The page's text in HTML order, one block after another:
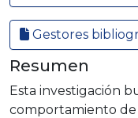
Gestores
Resumen
Esta investigación
comportamiento de